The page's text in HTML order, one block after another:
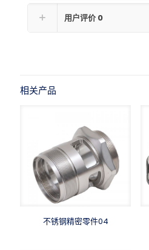
用户评价 0
相关产品
不锈钢精密零件04